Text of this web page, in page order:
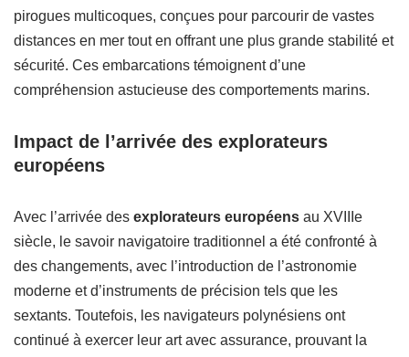
pirogues multicoques, conçues pour parcourir de vastes
distances en mer tout en offrant une plus grande stabilité et
sécurité. Ces embarcations témoignent d’une
compréhension astucieuse des comportements marins.
Impact de l’arrivée des explorateurs
européens
Avec l’arrivée des explorateurs européens au XVIIIe
siècle, le savoir navigatoire traditionnel a été confronté à
des changements, avec l’introduction de l’astronomie
moderne et d’instruments de précision tels que les
sextants. Toutefois, les navigateurs polynésiens ont
continué à exercer leur art avec assurance, prouvant la